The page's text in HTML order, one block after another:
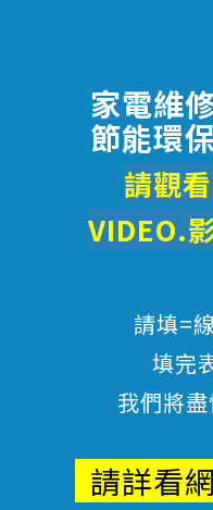
家電維
節能環
請觀
VIDEO.
請填=
填完
我們將
請詳看